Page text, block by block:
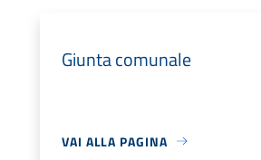
Giunta comunale
VAI ALLA PAGINA